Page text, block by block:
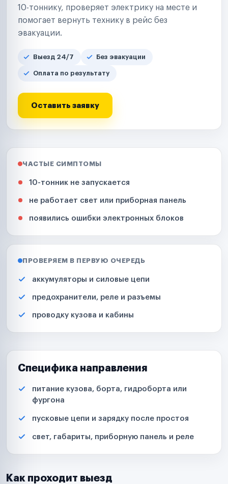
10-тоннику, проверяет электрику на месте и
помогает вернуть технику в рейс без
эвакуации.
Выезд 24/7 Без эвакуации
Оплата по результату
Оставить заявку
ЧАСТЫЕ СИМПТОМЫ
10-тонник не запускается
не работает свет или приборная панель
появились ошибки электронных блоков
ПРОВЕРЯЕМ В ПЕРВУЮ ОЧЕРЕДЬ
аккумуляторы и силовые цепи
предохранители, реле и разъемы
проводку кузова и кабины
Специфика направления
питание кузова, борта, гидроборта или
фургона
пусковые цепи и зарядку после простоя
свет, габариты, приборную панель и реле
Как проходит выезд